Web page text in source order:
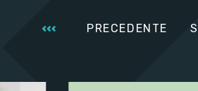
PRECEDENTE